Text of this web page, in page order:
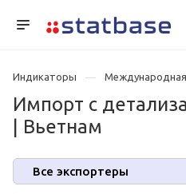
Индикаторы Международная
Импорт с
| Вьетнам